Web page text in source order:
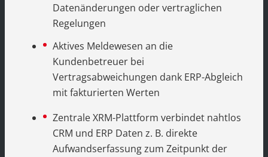
Datenänderungen oder vertraglichen
Regelungen
Aktives Meldewesen an die
Kundenbetreuer bei
Vertragsabweichungen dank ERP-Abgleich
mit fakturierten Werten
Zentrale XRM-Plattform verbindet nahtlos
CRM und ERP Daten z. B. direkte
Aufwandserfassung zum Zeitpunkt der